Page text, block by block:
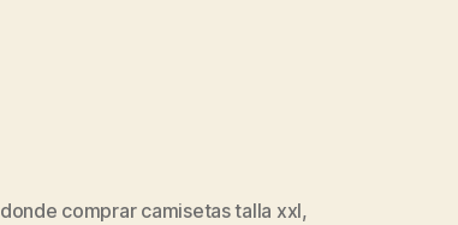
donde comprar camisetas talla xxl,